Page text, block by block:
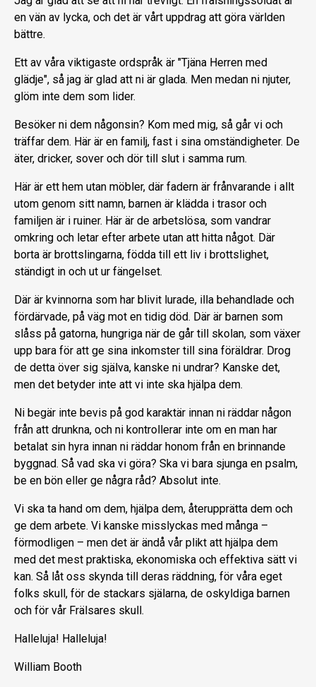
en vän av lycka, och det är vårt uppdrag att göra världen
bättre.
Ett av våra viktigaste ordspråk är "Tjäna Herren med
glädje", så jag är glad att ni är glada. Men medan ni njuter,
glöm inte dem som lider.
Besöker ni dem någonsin? Kom med mig, så går vi och
träffar dem. Här är en familj, fast i sina omständigheter. De
äter, dricker, sover och dör till slut i samma rum.
Här är ett hem utan möbler, där fadern är frånvarande i allt
utom genom sitt namn, barnen är klädda i trasor och
familjen är i ruiner. Här är de arbetslösa, som vandrar
omkring och letar efter arbete utan att hitta något. Där
borta är brottslingarna, födda till ett liv i brottslighet,
ständigt in och ut ur fängelset.
Där är kvinnorna som har blivit lurade, illa behandlade och
fördärvade, på väg mot en tidig död. Där är barnen som
slåss på gatorna, hungriga när de går till skolan, som växer
upp bara för att ge sina inkomster till sina föräldrar. Drog
de detta över sig själva, kanske ni undrar? Kanske det,
men det betyder inte att vi inte ska hjälpa dem.
Ni begär inte bevis på god karaktär innan ni räddar någon
från att drunkna, och ni kontrollerar inte om en man har
betalat sin hyra innan ni räddar honom från en brinnande
byggnad. Så vad ska vi göra? Ska vi bara sjunga en psalm,
be en bön eller ge några råd? Absolut inte.
Vi ska ta hand om dem, hjälpa dem, återupprätta dem och
ge dem arbete. Vi kanske misslyckas med många –
förmodligen – men det är ändå vår plikt att hjälpa dem
med det mest praktiska, ekonomiska och effektiva sätt vi
kan. Så låt oss skynda till deras räddning, för våra eget
folks skull, för de stackars själarna, de oskyldiga barnen
och för vår Frälsares skull.
Halleluja! Halleluja!
William Booth